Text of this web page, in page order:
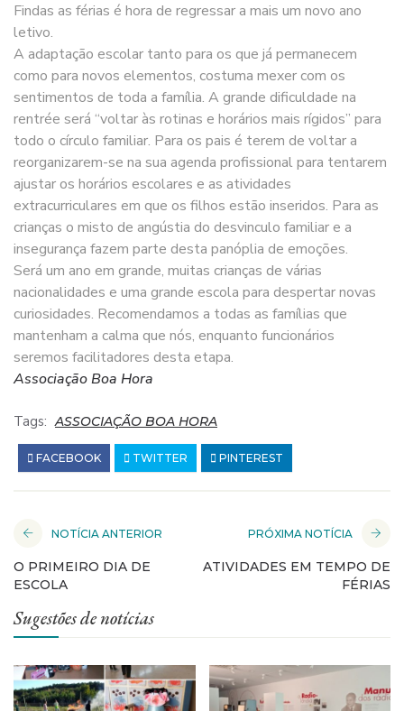
Findas as férias é hora de regressar a mais um novo ano
letivo.
A adaptação escolar tanto para os que já permanecem
como para novos elementos, costuma mexer com os
sentimentos de toda a família. A grande dificuldade na
rentrée será “voltar às rotinas e horários mais rígidos” para
todo o círculo familiar. Para os pais é terem de voltar a
reorganizarem-se na sua agenda profissional para tentarem
ajustar os horários escolares e as atividades
extracurriculares em que os filhos estão inseridos. Para as
crianças o misto de angústia do desvinculo familiar e a
insegurança fazem parte desta panóplia de emoções.
Será um ano em grande, muitas crianças de várias
nacionalidades e uma grande escola para despertar novas
curiosidades. Recomendamos a todas as famílias que
mantenham a calma que nós, enquanto funcionários
seremos facilitadores desta etapa.
Associação Boa Hora
Tags: ASSOCIAÇÃO BOA HORA
FACEBOOK TWITTER PINTEREST
NOTÍCIA ANTERIOR
O PRIMEIRO DIA DE
ESCOLA
PRÓXIMA NOTÍCIA
ATIVIDADES EM TEMPO DE
FÉRIAS
Sugestões de notícias